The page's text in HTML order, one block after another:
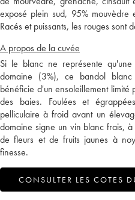
exposé plein sud, 95% mouvèdre
Racés et puissants, les rouges sont
A propos de la cuvée
Si le blanc ne représente
domaine (3%), ce bandol
bénéficie d'un ensoleillement limité
des baies. Foulées et
pelliculaire à froid avant un
domaine signe un vin blanc frais,
de fleurs et de fruits jaunes à
finesse.
CONSULTER LES COTES